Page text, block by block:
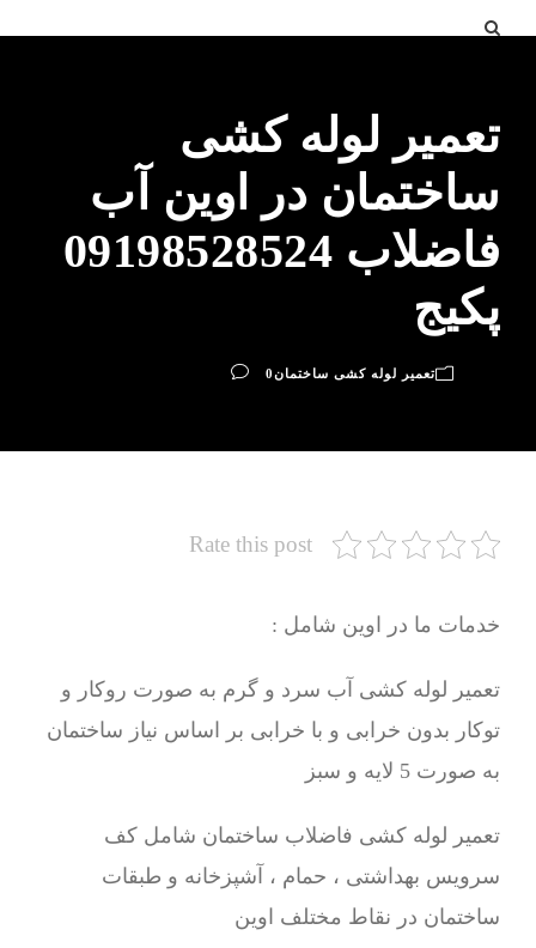
تعمیر لوله کشی
ساختمان در اوین آب
فاضلاب 09198528524
پکیج
تعمیر لوله کشی ساختمان0
Rate this post
خدمات ما در اوین شامل :
تعمیر لوله کشی آب سرد و گرم به صورت روکار و
توکار بدون خرابی و با خرابی بر اساس نیاز ساختمان
به صورت 5 لایه و سبز
تعمیر لوله کشی فاضلاب ساختمان شامل کف
سرویس بهداشتی ، حمام ، آشپزخانه و طبقات
ساختمان در نقاط مختلف اوین